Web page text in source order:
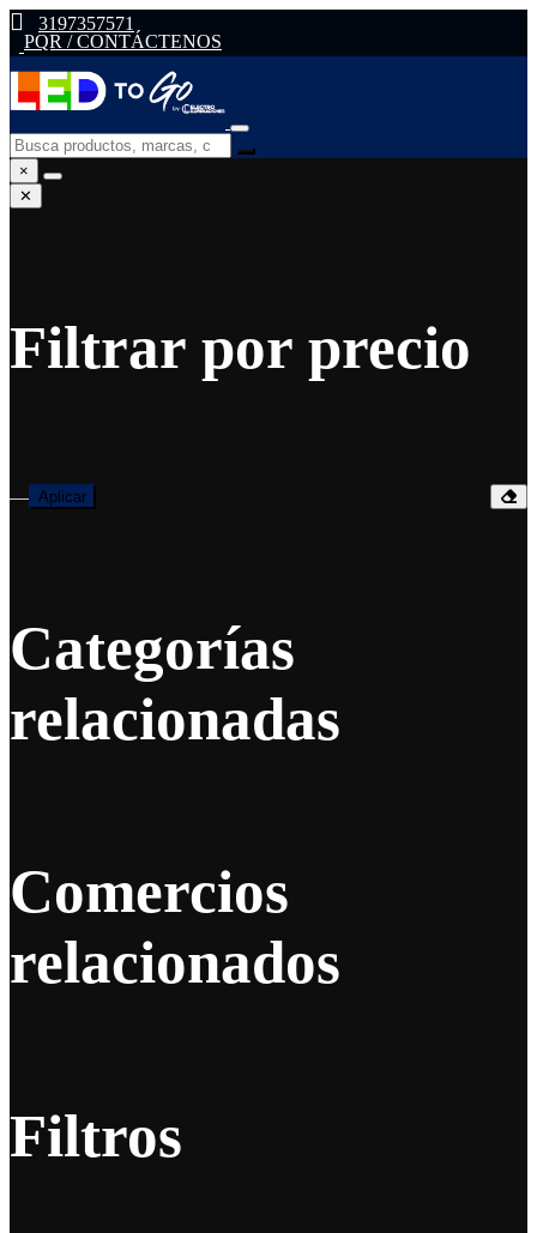
3197357571
PQR / CONTÁCTENOS
×
✕
Filtrar por precio
— Aplicar
Categorías
relacionadas
Comercios
relacionados
Filtros